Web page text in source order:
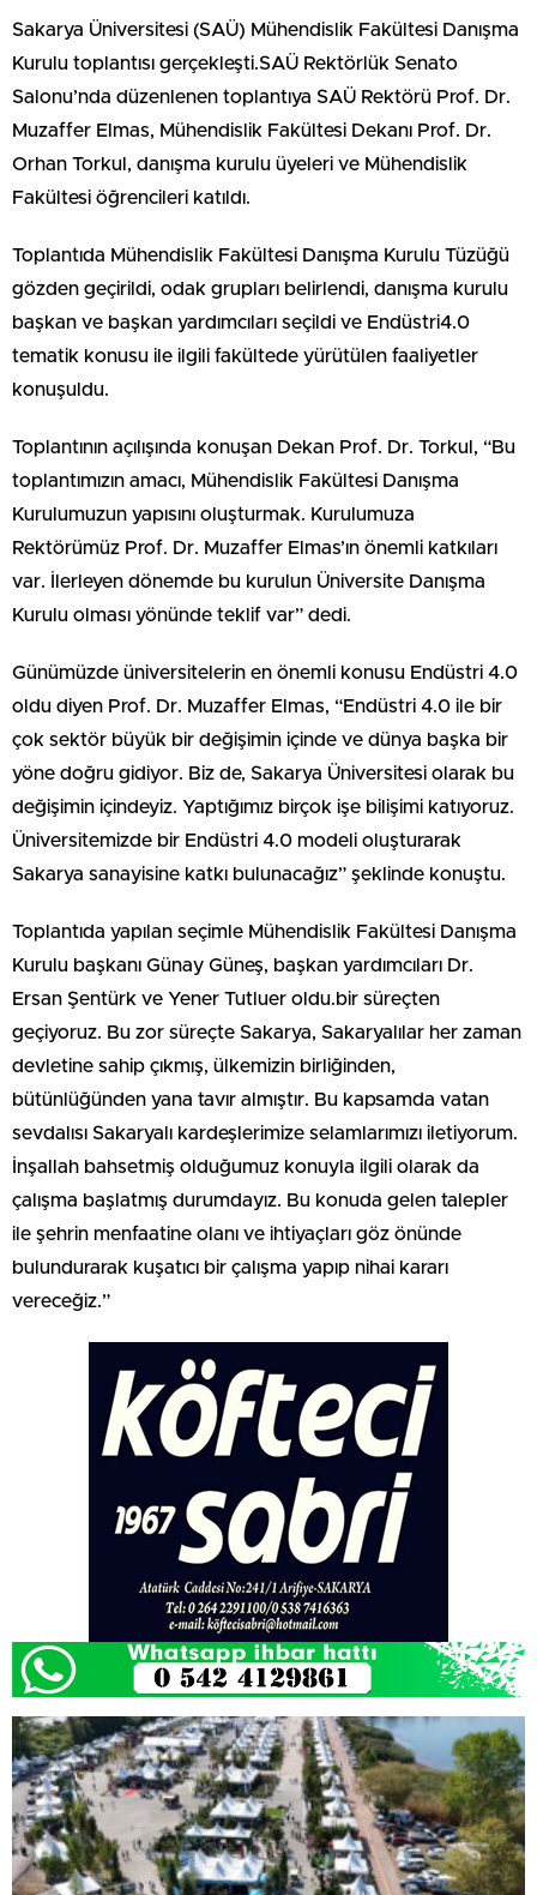
Sakarya Üniversitesi (SAÜ) Mühendislik Fakültesi Danışma
Kurulu toplantısı gerçekleşti.SAÜ Rektörlük Senato
Salonu’nda düzenlenen toplantıya SAÜ Rektörü Prof. Dr.
Muzaffer Elmas, Mühendislik Fakültesi Dekanı Prof. Dr.
Orhan Torkul, danışma kurulu üyeleri ve Mühendislik
Fakültesi öğrencileri katıldı.
Toplantıda Mühendislik Fakültesi Danışma Kurulu Tüzüğü
gözden geçirildi, odak grupları belirlendi, danışma kurulu
başkan ve başkan yardımcıları seçildi ve Endüstri4.0
tematik konusu ile ilgili fakültede yürütülen faaliyetler
konuşuldu.
Toplantının açılışında konuşan Dekan Prof. Dr. Torkul, “Bu
toplantımızın amacı, Mühendislik Fakültesi Danışma
Kurulumuzun yapısını oluşturmak. Kurulumuza
Rektörümüz Prof. Dr. Muzaffer Elmas’ın önemli katkıları
var. İlerleyen dönemde bu kurulun Üniversite Danışma
Kurulu olması yönünde teklif var” dedi.
Günümüzde üniversitelerin en önemli konusu Endüstri 4.0
oldu diyen Prof. Dr. Muzaffer Elmas, “Endüstri 4.0 ile bir
çok sektör büyük bir değişimin içinde ve dünya başka bir
yöne doğru gidiyor. Biz de, Sakarya Üniversitesi olarak bu
değişimin içindeyiz. Yaptığımız birçok işe bilişimi katıyoruz.
Üniversitemizde bir Endüstri 4.0 modeli oluşturarak
Sakarya sanayisine katkı bulunacağız” şeklinde konuştu.
Toplantıda yapılan seçimle Mühendislik Fakültesi Danışma
Kurulu başkanı Günay Güneş, başkan yardımcıları Dr.
Ersan Şentürk ve Yener Tutluer oldu.bir süreçten
geçiyoruz. Bu zor süreçte Sakarya, Sakaryalılar her zaman
devletine sahip çıkmış, ülkemizin birliğinden,
bütünlüğünden yana tavır almıştır. Bu kapsamda vatan
sevdalısı Sakaryalı kardeşlerimize selamlarımızı iletiyorum.
İnşallah bahsetmiş olduğumuz konuyla ilgili olarak da
çalışma başlatmış durumdayız. Bu konuda gelen talepler
ile şehrin menfaatine olanı ve ihtiyaçları göz önünde
bulundurarak kuşatıcı bir çalışma yapıp nihai kararı
vereceğiz.”